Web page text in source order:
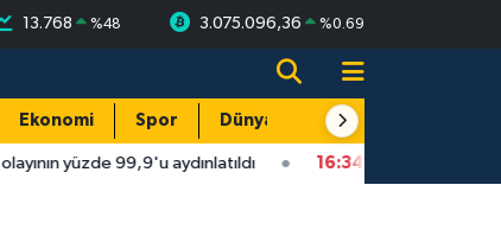
13.768 %48 3.075.096,36 %0.69
Ekonomi Spor Dünya Resmi Reklamlar
aydınlatıldı 16:34Isparta'da faytonu sollayan